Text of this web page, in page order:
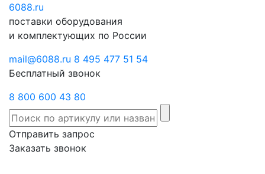
6088.ru
поставки оборудования
и комплектующих по России
mail@6088.ru 8 495 477 51 54
Бесплатный звонок
8 800 600 43 80
Отправить запрос
Заказать звонок
Отправить
запрос
звонок